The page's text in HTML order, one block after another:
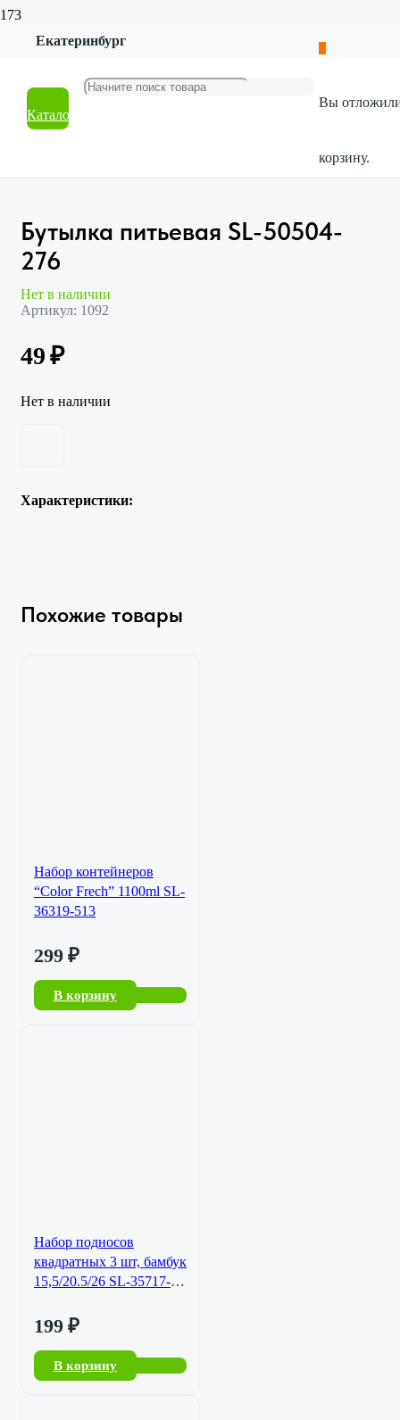
Екатеринбург
Каталог
Вы
корзину.
Посуда
Бутылка питьевая SL-50504-276
Бутылка питьевая SL-50504-
276
Нет в наличии
Артикул: 1092
49₽
Нет в наличии
Характеристики:
Похожие товары
Набор контейнеров
“Color Frech” 1100ml SL-
36319-513
299 ₽
В корзину
Набор подносов
квадратных 3 шт, бамбук
15,5/20.5/26 SL-35717-
199 ₽
В корзину